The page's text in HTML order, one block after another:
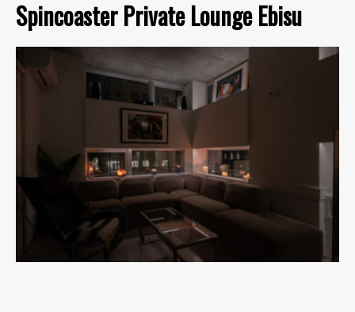
Spincoaster Private Lounge Ebisu